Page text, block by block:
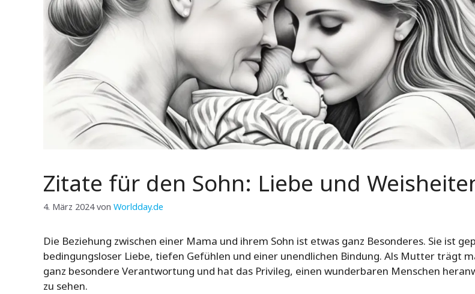
Zitate für den Sohn: Liebe und
4. März 2024 von Worldday.de
Die Beziehung zwischen einer Mama und ihrem Sohn ist etwas ganz Besonderes. Sie ist
bedingungsloser Liebe, tiefen Gefühlen und einer unendlichen Bindung. Als Mutter trägt
ganz besondere Verantwortung und hat das Privileg, einen wunderbaren Menschen
zu sehen.